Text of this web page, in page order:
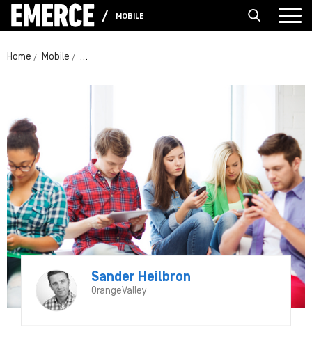
MOBILE
Home Mobile De mobiele SEO-strategie: waar rekening mee te
Sander Heilbron
OrangeValley